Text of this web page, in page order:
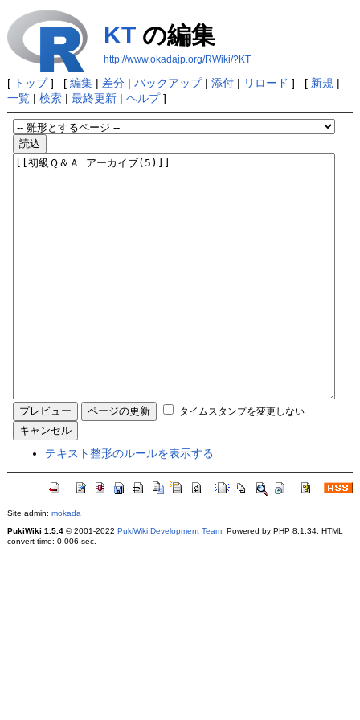
KTの編集
http://www.okadajp.org/RWiki/?KT
[ トップ] [ 編集| 差分| バックアップ| 添付| リロード ] [ 新規 |
一覧| 検索| 最終更新| ヘルプ]
タイムスタンプを変更しない
テキスト整形のルールを表示する
Site admin: mokada
PukiWiki 1.5.4© 2001-2022 PukiWiki Development Team. Powered by PHP 8.1.34. HTML
convert time: 0.006 sec.